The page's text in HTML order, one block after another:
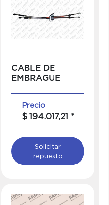
CABLE DE
EMBRAGUE
Precio
$ 194.017,21 *
Solicitar
repuesto